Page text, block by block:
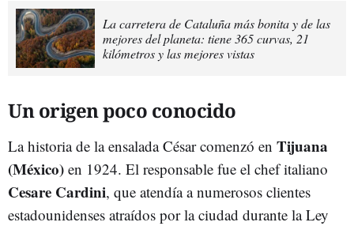
La carretera de Cataluña más bonita y de las
mejores del planeta: tiene 365 curvas, 21
kilómetros y las mejores vistas
Un origen poco conocido
La historia de la ensalada César comenzó en Tijuana
(México) en 1924. El responsable fue el chef italiano
Cesare Cardini, que atendía a numerosos clientes
estadounidenses atraídos por la ciudad durante la Ley